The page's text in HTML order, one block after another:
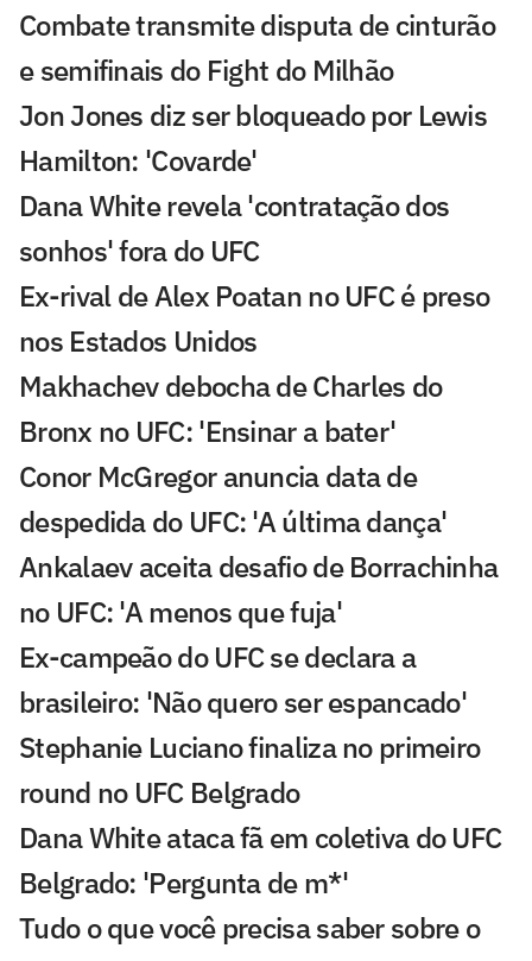
Combate transmite disputa de cinturão
e semifinais do Fight do Milhão
Jon Jones diz ser bloqueado por Lewis
Hamilton: 'Covarde'
Dana White revela 'contratação dos
sonhos' fora do UFC
Ex-rival de Alex Poatan no UFC é preso
nos Estados Unidos
Makhachev debocha de Charles do
Bronx no UFC: 'Ensinar a bater'
Conor McGregor anuncia data de
despedida do UFC: 'A última dança'
Ankalaev aceita desafio de Borrachinha
no UFC: 'A menos que fuja'
Ex-campeão do UFC se declara a
brasileiro: 'Não quero ser espancado'
Stephanie Luciano finaliza no primeiro
round no UFC Belgrado
Dana White ataca fã em coletiva do UFC
Belgrado: 'Pergunta de m*'
Tudo o que você precisa saber sobre o